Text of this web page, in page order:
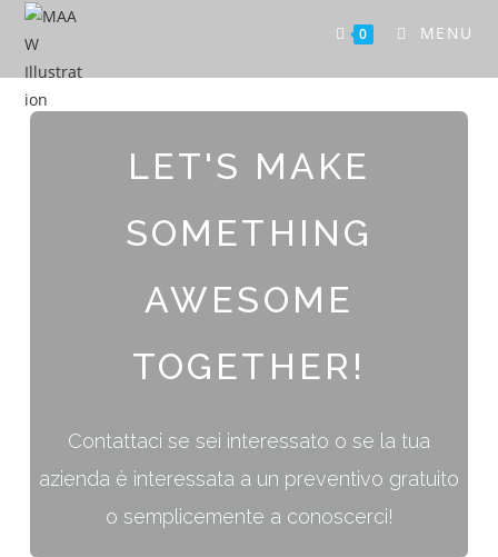
0 MENU
LET'S MAKE
SOMETHING
AWESOME
TOGETHER!
Contattaci se sei interessato o se la tua
azienda è interessata a un preventivo gratuito
o semplicemente a conoscerci!